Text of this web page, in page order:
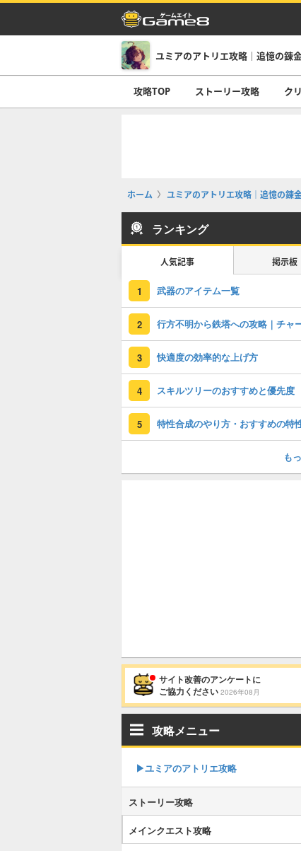
ユミアのアトリエ攻略｜追憶の錬
攻略TOP ストーリー攻略 ク
ホーム ユミアのアトリエ攻略｜追憶の錬
ランキング
人気記事 掲示板
1 武器のアイテム一覧
2 行方不明から鉄塔への攻略｜チャ
3 快適度の効率的な上げ方
4 スキルツリーのおすすめと優先度
5 特性合成のやり方・おすすめの特
も
サイト改善のアンケートに
ご協力ください 2026年08月
攻略メニュー
▶︎ユミアのアトリエ攻略
ストーリー攻略
メインクエスト攻略